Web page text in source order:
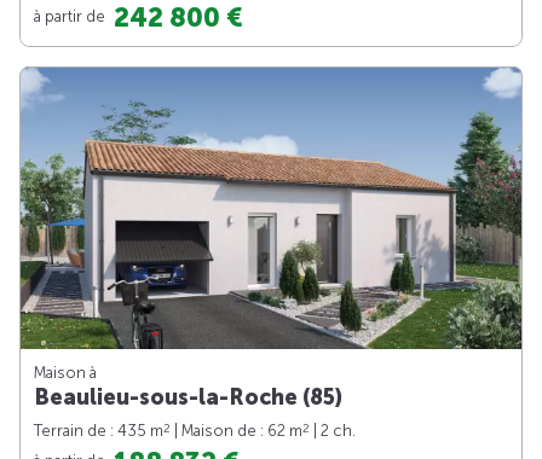
à partir de 242 800 €
Maison à
Beaulieu-sous-la-Roche (85)
Terrain de : 435 m2 | Maison de : 62 m2
| 2 ch.